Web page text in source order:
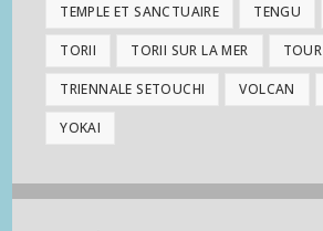
TEMPLE ET SANCTUAIRE TENGU
TORII TORII SUR LA MER TOUR
TRIENNALE SETOUCHI VOLCAN
YOKAI